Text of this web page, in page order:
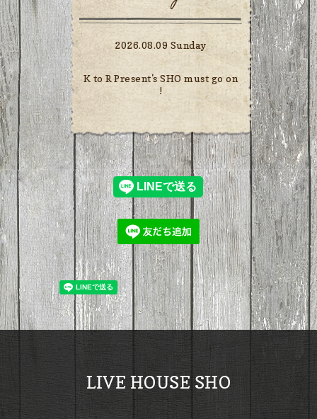
2026.08.09 Sunday
K to R Present's SHO must go on
!
LIVE HOUSE SHO